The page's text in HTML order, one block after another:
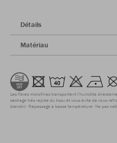
Détails
Matériau
Les fibres microfines transportent l'humidité
séchage très rapide du tissu et vous évite de vous
blanchir Repassage à basse température Ne pas